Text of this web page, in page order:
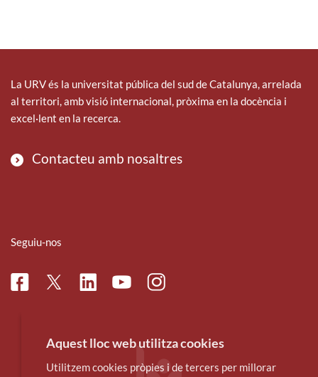
La URV és la universitat pública del sud de Catalunya, arrelada
al territori, amb visió internacional, pròxima en la docència i
excel·lent en la recerca.
Contacteu amb nosaltres
Seguiu-nos
FacebookTwitterLinkedinYoutubeInstagram
Aquest lloc web utilitza cookies
Utilitzem cookies pròpies i de tercers per millorar